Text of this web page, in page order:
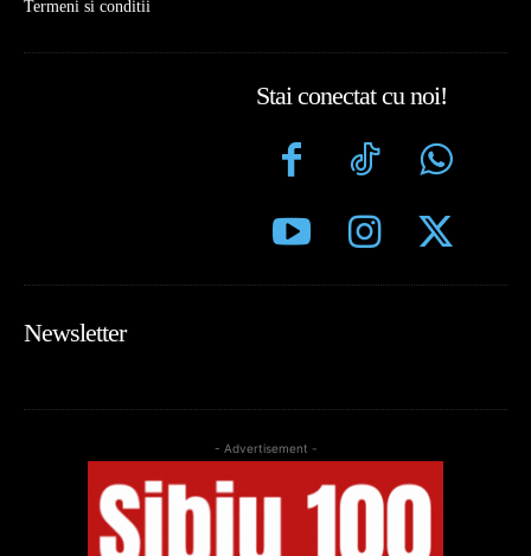
Termeni si conditii
Stai conectat cu noi!
Newsletter
- Advertisement -